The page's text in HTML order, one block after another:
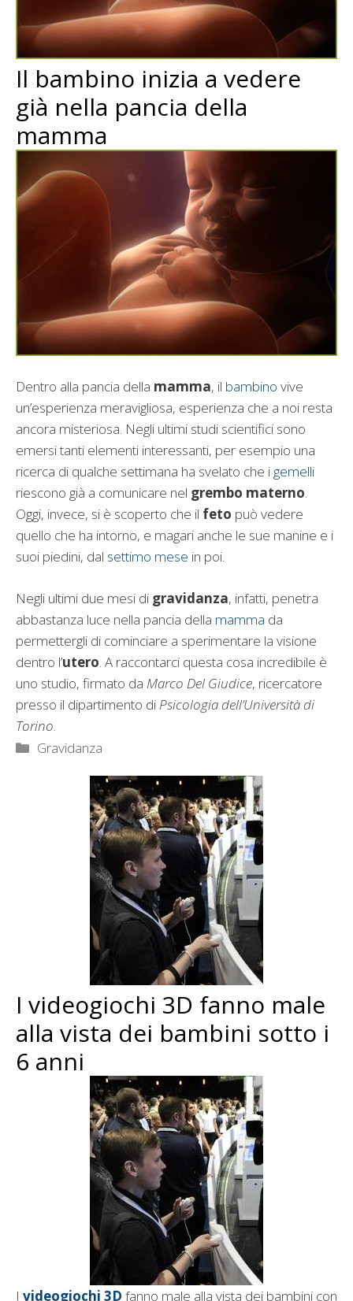
Il bambino inizia a vedere
già nella pancia della
mamma
Dentro alla pancia della mamma, il bambino vive
un’esperienza meravigliosa, esperienza che a noi resta
ancora misteriosa. Negli ultimi studi scientifici sono
emersi tanti elementi interessanti, per esempio una
ricerca di qualche settimana ha svelato che i gemelli
riescono già a comunicare nel grembo materno.
Oggi, invece, si è scoperto che il feto può vedere
quello che ha intorno, e magari anche le sue manine e i
suoi piedini, dal settimo mese in poi.
Negli ultimi due mesi di gravidanza, infatti, penetra
abbastanza luce nella pancia della mamma da
permettergli di cominciare a sperimentare la visione
dentro l’utero. A raccontarci questa cosa incredibile è
uno studio, firmato da Marco Del Giudice, ricercatore
presso il dipartimento di Psicologia dell’Università di
Torino.
Categorie
Gravidanza
I videogiochi 3D fanno male
alla vista dei bambini sotto i
6 anni
I videogiochi 3D fanno male alla vista dei bambini con